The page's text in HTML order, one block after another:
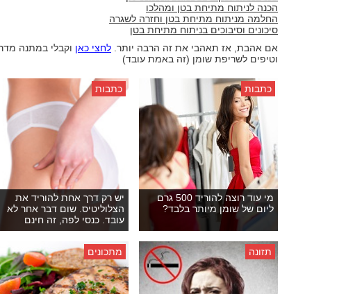
הכנה לניתוח מתיחת בטן ומהלכו
החלמה מניתוח מתיחת בטן וחזרה לשגרה
סיכונים וסיבוכים בניתוח מתיחת בטן
אם אהבת, אז תאהבי את זה הרבה יותר. לחצי כאן וקבלי במתנה
וטיפים לשריפת שומן (זה באמת עובד)
כתבות
מי עוד רוצה להוריד 500 גרם
ליום של שומן מיותר בלבד?
כתבות
יש רק דרך אחת להוריד את
הצלוליטיס. שום דבר אחר לא
עובד. כנסי לפה, זה חינם
תזונה מתכונים